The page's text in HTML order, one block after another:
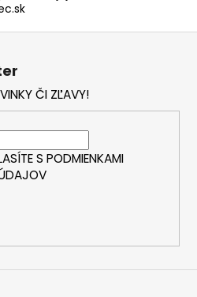
ČI ZĽAVY!
S PODMIENKAMI